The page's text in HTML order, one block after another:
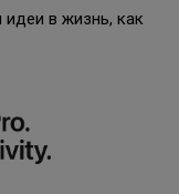
в жизнь, как